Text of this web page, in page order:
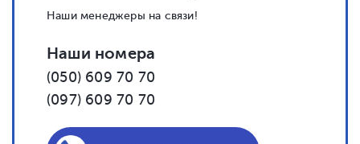
Наши менеджеры на связи!
Наши номера
(050) 609 70 70
(097) 609 70 70